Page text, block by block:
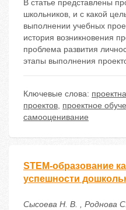
В статье представлены
школьников, и с какой
выполнении учебных
история возникновения
проблема развития
этапы выполнения
Ключевые слова:
проектов, проектное
самооценивание
STEM-образование
успешности
Сысоева Н. В. , Роднова